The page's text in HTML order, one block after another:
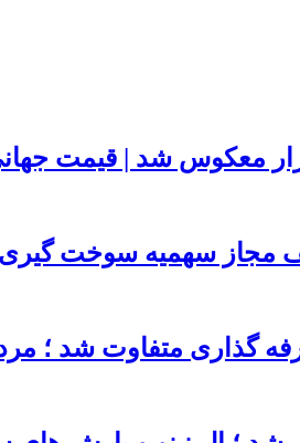
معکوس شد | قیمت جهانی نفت
سهمیه سوخت گیری
گذاری متفاوت شد ؛